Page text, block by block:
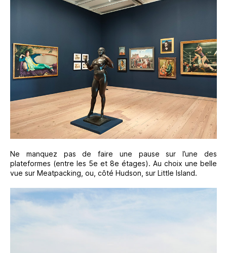
Ne manquez pas de faire une pause sur l’une des
plateformes (entre les 5e et 8e étages). Au choix une belle
vue sur Meatpacking, ou, côté Hudson, sur Little Island.